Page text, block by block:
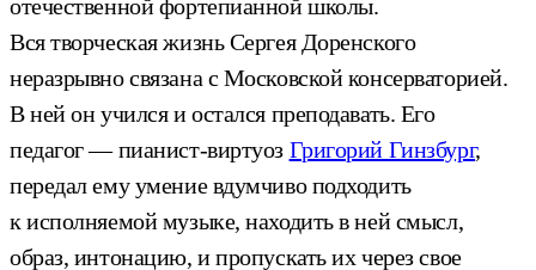
отечественной фортепианной школы.
Вся творческая жизнь Сергея Доренского
неразрывно связана с Московской консерваторией.
В ней он учился и остался преподавать. Его
педагог — пианист-виртуоз Григорий Гинзбург,
передал ему умение вдумчиво подходить
к исполняемой музыке, находить в ней смысл,
образ, интонацию, и пропускать их через свое